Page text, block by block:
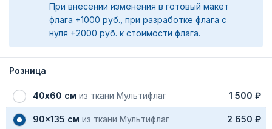
При внесении изменения в готовый макет
флага +1000 руб., при разработке флага с
нуля +2000 руб. к стоимости флага.
Розница
40х60 см из ткани Мультифлаг 1 500 ₽
90x135 см из ткани Мультифлаг 2 650 ₽